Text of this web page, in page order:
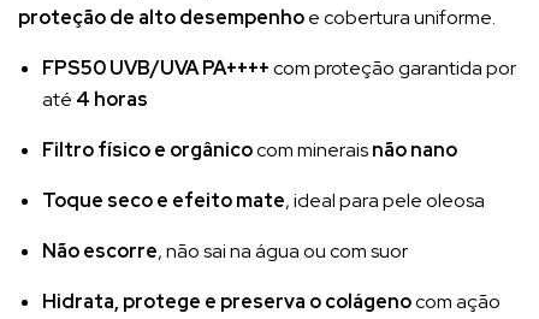
proteção de alto desempenhoe cobertura uniforme.
FPS50 UVB/UVA PA++++com proteção garantida por
até 4 horas
Filtro físico e orgânicocom mineraisnão nano
Toque seco e efeito mate, ideal para pele oleosa
Não escorre, não sai na água ou com suor
Hidrata, protege e preserva o colágenocom ação